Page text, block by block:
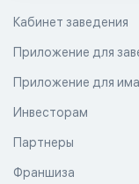
Кабинет заведения
Приложение для
Приложение для
Инвесторам
Партнеры
Франшиза